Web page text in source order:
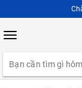
Toggle